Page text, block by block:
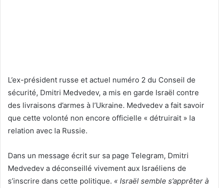
L’ex-président russe et actuel numéro 2 du Conseil de
sécurité, Dmitri Medvedev, a mis en garde Israël contre
des livraisons d’armes à l’Ukraine. Medvedev a fait savoir
que cette volonté non encore officielle « détruirait » la
relation avec la Russie.
Dans un message écrit sur sa page Telegram, Dmitri
Medvedev a déconseillé vivement aux Israéliens de
s’inscrire dans cette politique. « Israël semble s’apprêter à